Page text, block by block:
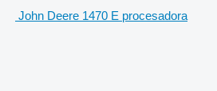
John Deere 1470 E procesadora